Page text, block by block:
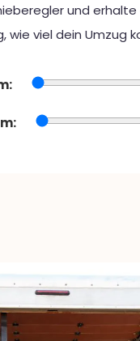
und
wie viel dein Umzug